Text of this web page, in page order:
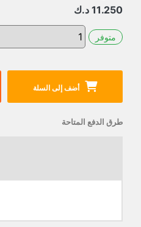
11.250 د.ك
متوفر
أضف إلى السلة
طرق الدفع المتاحة